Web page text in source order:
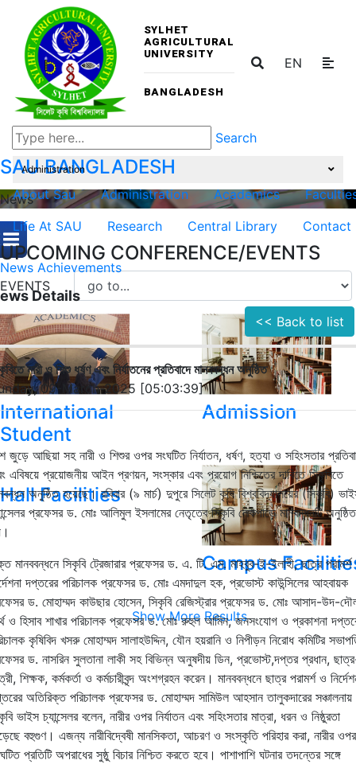
SYLHET
AGRICULTURAL
UNIVERSITY
BANGLADESH
EN
Search
SAUBANGLADESH
About Sau Administration Academics
Life At SAU
Research Central Library Contact
UPCOMING CONFERENCE/EVENTS
EVENTS
International
Student
Admission
Hall Facilities
Campus
Show More Results
Administration
News
News Achievements
Details
<< Back to list
নারী ও শিশু ধর্ষণ এবং নির্যাতনের প্রতিবাদে মানববন্ধন অনুষ্ঠিত
09-March-2025 [05:03:39]
জুড়ে আছিয়া সহ নারী ও শিশুর ওপর সংঘটিত নির্যাতন, ধর্ষণ, হত্যা ও সহিংসতার
এবিষয়ে প্রয়োজনীয় আইন প্রণয়ন, সংস্কার এবং প্রয়োগ নিশ্চিতের দাবিতে সিকৃবিতে
অনুষ্ঠিত হয়েছে। রবিবার (৯ মার্চ) দুপুরে সিলেট কৃষি বিশ্ববিদ্যালয়ের (সিকৃবি)
প্রফেসর ড. মোঃ আলিমুল ইসলামের নেতৃত্বে সিকৃবি লেকপাড়ে মানবন্ধনটি অনুষ্ঠিত
মানববন্ধনে সিকৃবি ট্রেজারার প্রফেসর ড. এ. টি. এম. মাহবুব-ই-ইলাহী, ছাত্র
দপ্তরের পরিচালক প্রফেসর ড. মোঃ এমদাদুল হক, প্রভোস্ট কাউন্সিলের আহবায়ক
ড. মোহাম্মদ কাউছার হোসেন, সিকৃবি রেজিস্ট্রার প্রফেসর ড. মোঃ আসাদ-উদ-
ও হিসাব শাখার পরিচালক প্রফেসর ড. মোঃ রুহুল আমিন, জনসংযোগ ও প্রকাশনা
কৃষিবিদ খসরু মোহাম্মদ সালাহউদ্দিন, যৌন হয়রানি ও নিপীড়ন নিরোধ কমিটির
ড. নাসরিন সুলতানা লাকী সহ বিভিন্ন অনুষদীয় ডিন, প্রভোস্ট,দপ্তর প্রধান,
শিক্ষক, কর্মকর্তা ও কর্মচারীবৃন্দ অংশগ্রহন করেন। মানববন্ধনে ছাত্র পরামর্শ ও
অতিরিক্ত পরিচালক প্রফেসর ড. মোহাম্মদ সামিউল আহসান তালুকদারের সঞ্চালনায়
ভাইস চ্যান্সেলর বলেন, নারীর ওপর নির্যাতন এবং সহিংসতার মাত্রা, ধরন ও নিষ্ঠুরতা
বহুগুণ। এজন্য নারীবিদ্বেষী মানসিকতা, আচরণ ও সংস্কৃতি পরিহার করা, নারীর ওপর
প্রতিটি অপরাধের সুষ্ঠু বিচার নিশ্চিত করতে হবে। পাশাপাশি ঘটনার তদন্তের সঙ্গে